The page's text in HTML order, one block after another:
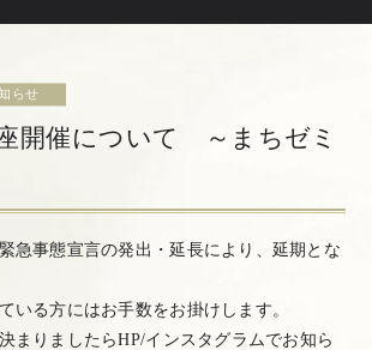
らせ
開催について ～まちゼミ
急事態宣言の発出・延長により、延期とな
いる方にはお手数をお掛けします。
まりましたらHP/インスタグラムでお知ら